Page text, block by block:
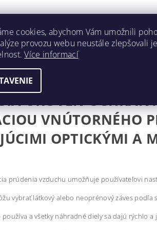
ŠTÍT
jasný a nerušený výhľad najvyššej kvality (trieda
ÚROVEŇ
VNÚTORNÉHO
OPTICKÝMI A
prúdenia vzduchu umožňuje používateľovi
vybrať látkový alebo neoprénový záves podľa
používa a všetky náhradné diely sa dajú
cookies, abychom Vám umožnili
provozu webu neustále zlepšovali
Více informací